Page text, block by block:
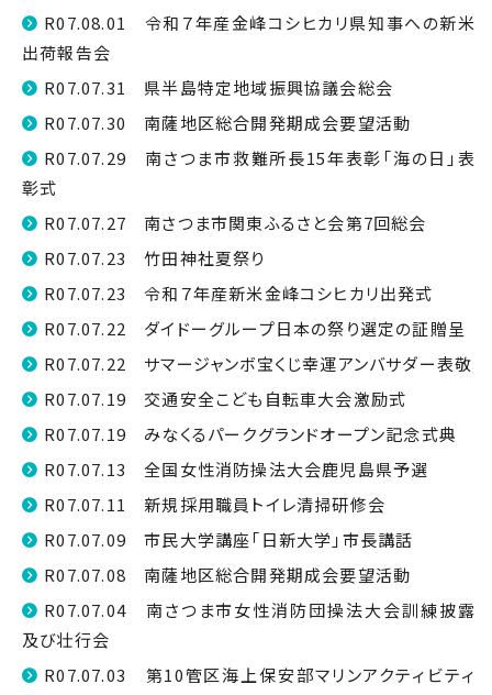
R07.08.01 令和７年産金峰コシヒカリ県知事への新米
出荷報告会
R07.07.31 県半島特定地域振興協議会総会
R07.07.30 南薩地区総合開発期成会要望活動
R07.07.29 南さつま市救難所長15年表彰「海の日」表
彰式
R07.07.27 南さつま市関東ふるさと会第7回総会
R07.07.23 竹田神社夏祭り
R07.07.23 令和７年産新米金峰コシヒカリ出発式
R07.07.22 ダイドーグループ日本の祭り選定の証贈呈
R07.07.22 サマージャンボ宝くじ幸運アンバサダー表敬
R07.07.19 交通安全こども自転車大会激励式
R07.07.19 みなくるパークグランドオープン記念式典
R07.07.13 全国女性消防操法大会鹿児島県予選
R07.07.11 新規採用職員トイレ清掃研修会
R07.07.09 市民大学講座「日新大学」市長講話
R07.07.08 南薩地区総合開発期成会要望活動
R07.07.04 南さつま市女性消防団操法大会訓練披露
及び壮行会
R07.07.03 第10管区海上保安部マリンアクティビティ